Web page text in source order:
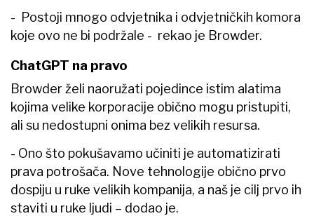
- Postoji mnogo odvjetnika i odvjetničkih komora
koje ovo ne bi podržale - rekao je Browder.
ChatGPT na pravo
Browder želi naoružati pojedince istim alatima
kojima velike korporacije obično mogu pristupiti,
ali su nedostupni onima bez velikih resursa.
- Ono što pokušavamo učiniti je automatizirati
prava potrošača. Nove tehnologije obično prvo
dospiju u ruke velikih kompanija, a naš je cilj prvo ih
staviti u ruke ljudi – dodao je.